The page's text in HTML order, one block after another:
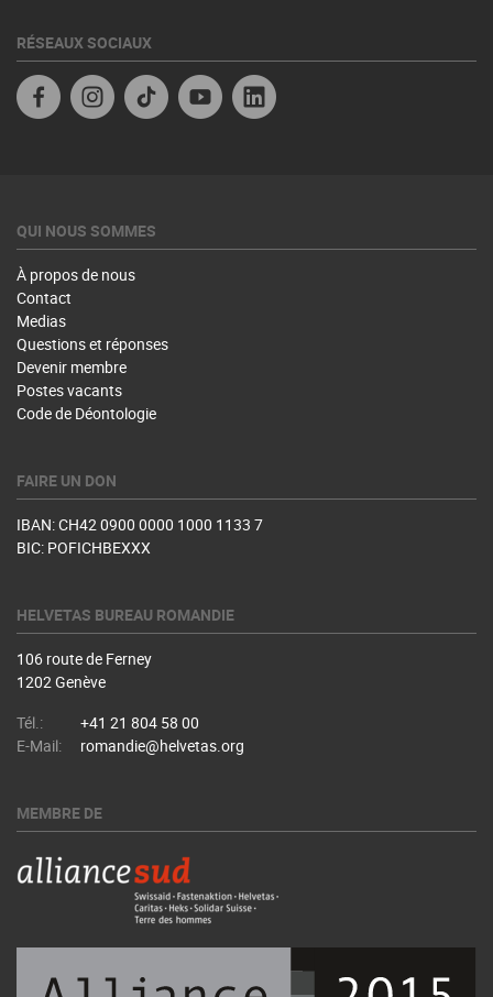
RÉSEAUX SOCIAUX
FacebookInstagramTikTok YouTube
QUI NOUS SOMMES
À propos de nous
Contact
Medias
Questions et réponses
Devenir membre
Postes vacants
Code de Déontologie
FAIRE UN DON
IBAN: CH42 0900 0000 1000 1133 7
BIC: POFICHBEXXX
HELVETAS BUREAU ROMANDIE
106 route de Ferney
1202 Genève
Tél.:
+41 21 804 58 00
E-Mail:
romandie@helvetas.org
MEMBRE DE